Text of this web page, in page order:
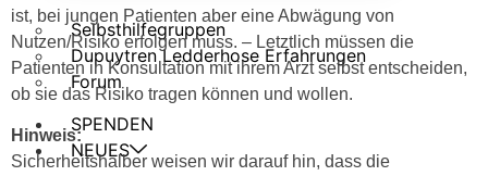
Selbsthilfegruppen
Dupuytren Ledderhose Erfahrungen
Forum
SPENDEN
NEUES
ist, bei jungen Patienten aber eine Abwägung von
Nutzen/Risiko erfolgen muss. – Letztlich müssen die
Patienten in Konsultation mit ihrem Arzt selbst entscheiden,
ob sie das Risiko tragen können und wollen.
Hinweis:
Sicherheitshalber weisen wir darauf hin, dass die